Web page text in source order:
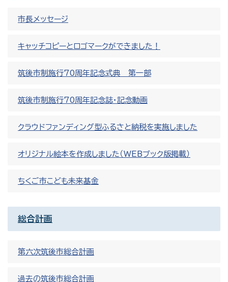
市長メッセージ
キャッチコピーとロゴマークができました！
筑後市制施行70周年記念式典 第一部
筑後市制施行70周年記念誌・記念動画
クラウドファンディング型ふるさと納税を実施しました
オリジナル絵本を作成しました（WEBブック版掲載）
ちくご市こども未来基金
総合計画
第六次筑後市総合計画
過去の筑後市総合計画